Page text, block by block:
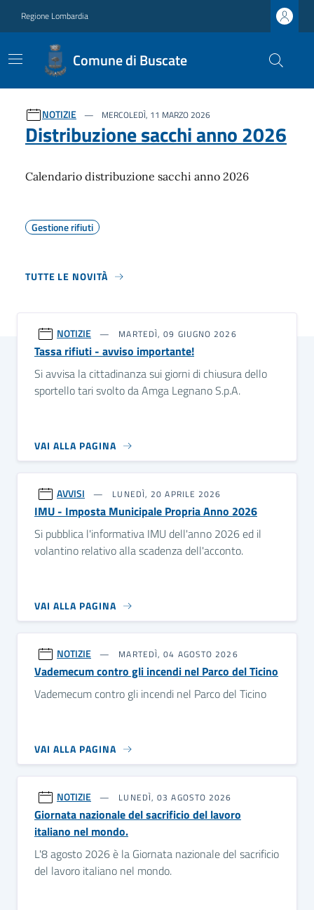
Regione Lombardia
Comune di Buscate
Ultime notizie
NOTIZIE MERCOLEDÌ, 11 MARZO 2026
Distribuzione sacchi anno 2026
Calendario distribuzione sacchi anno 2026
Gestione rifiuti
TUTTE LE NOVITÀ
NOTIZIE MARTEDÌ, 09 GIUGNO 2026
Tassa rifiuti - avviso importante!
Si avvisa la cittadinanza sui giorni di chiusura dello
sportello tari svolto da Amga Legnano S.p.A.
VAI ALLA PAGINA
AVVISI LUNEDÌ, 20 APRILE 2026
IMU - Imposta Municipale Propria Anno 2026
Si pubblica l'informativa IMU dell'anno 2026 ed il
volantino relativo alla scadenza dell'acconto.
VAI ALLA PAGINA
NOTIZIE MARTEDÌ, 04 AGOSTO 2026
Vademecum contro gli incendi nel Parco del Ticino
Vademecum contro gli incendi nel Parco del Ticino
VAI ALLA PAGINA
NOTIZIE LUNEDÌ, 03 AGOSTO 2026
Giornata nazionale del sacrificio del lavoro
italiano nel mondo.
L'8 agosto 2026 è la Giornata nazionale del sacrificio
del lavoro italiano nel mondo.